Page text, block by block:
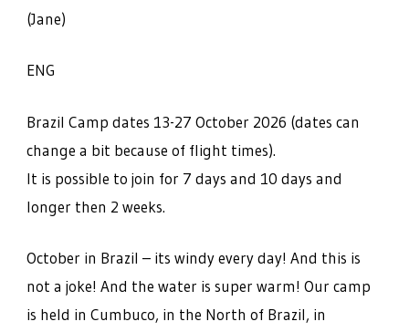
(Jane)
ENG
Brazil Camp dates 13-27 October 2026 (dates can
change a bit because of flight times).
It is possible to join for 7 days and 10 days and
longer then 2 weeks.
October in Brazil – its windy every day! And this is
not a joke! And the water is super warm! Our camp
is held in Cumbuco, in the North of Brazil, in